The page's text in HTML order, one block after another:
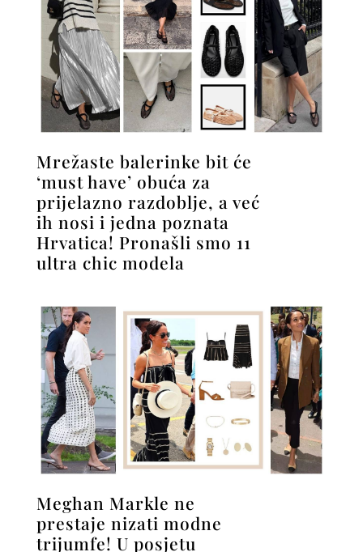
Mrežaste balerinke bit će
‘must have’ obuća za
prijelazno razdoblje, a već
ih nosi i jedna poznata
Hrvatica! Pronašli smo 11
ultra chic modela
Meghan Markle ne
prestaje nizati modne
trijumfe! U posjetu